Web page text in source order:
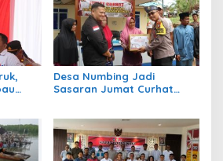
Desa Numbing Jadi
Sasaran Jumat Curhat
Bagikan Sembako